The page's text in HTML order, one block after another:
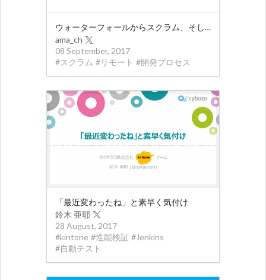
ウォーターフォールからスクラム、そしてリモートスクラムへ〜サイボウズのスクラムの形〜
ama_ch
08 September, 2017
#スクラム #リモート #開発プロセス
「最近変わったね」と素早く気付け
鈴木 亜耶
28 August, 2017
#kintone #性能検証 #Jenkins
#自動テスト